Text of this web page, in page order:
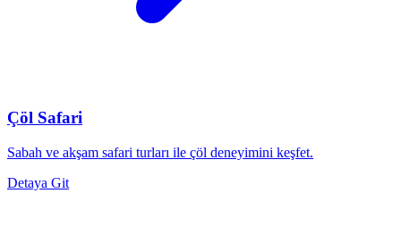
Çöl Safari
Sabah ve akşam safari turları ile çöl deneyimini keşfet.
Detaya Git